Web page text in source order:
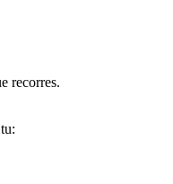
recorres.